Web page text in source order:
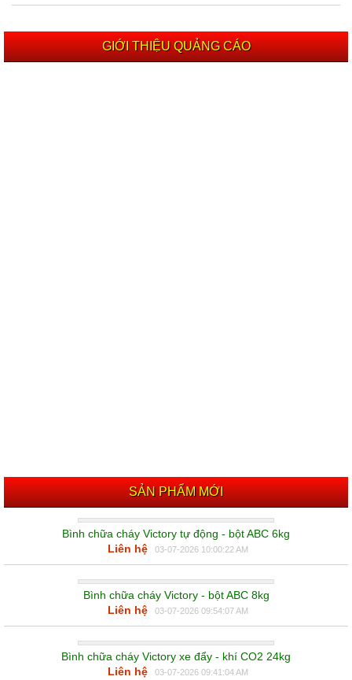
GIỚI THIỆU QUẢNG CÁO
SẢN PHẨM MỚI
Bình chữa cháy Victory tự động - bột ABC 6kg
Liên hệ
03-07-2026 10:00:22 AM
Bình chữa cháy Victory - bột ABC 8kg
Liên hệ
03-07-2026 09:54:07 AM
Bình chữa cháy Victory xe đẩy - khí CO2 24kg
Liên hệ
03-07-2026 09:41:04 AM